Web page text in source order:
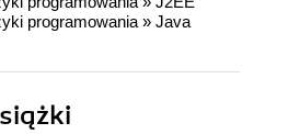
programowania » Java